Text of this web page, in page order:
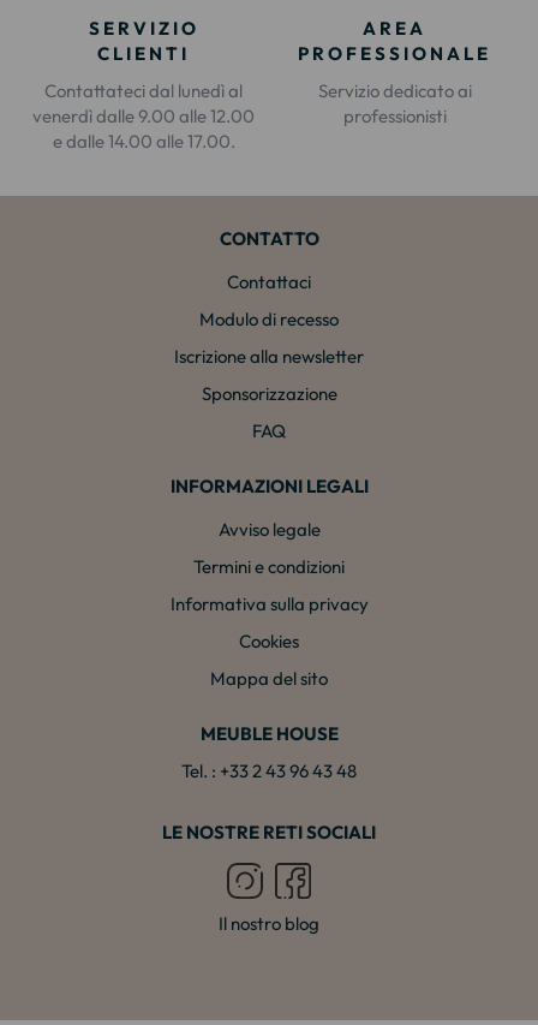
SERVIZIO
CLIENTI
Contattateci dal lunedì al
venerdì dalle 9.00 alle 12.00
e dalle 14.00 alle 17.00.
AREA
PROFESSIONALE
Servizio dedicato ai
professionisti
CONTATTO
Contattaci
Modulo di recesso
Iscrizione alla newsletter
Sponsorizzazione
FAQ
INFORMAZIONI LEGALI
Avviso legale
Termini e condizioni
Informativa sulla privacy
Cookies
Mappa del sito
MEUBLE HOUSE
Tel. : +33 2 43 96 43 48
LE NOSTRE RETI SOCIALI
Il nostro blog